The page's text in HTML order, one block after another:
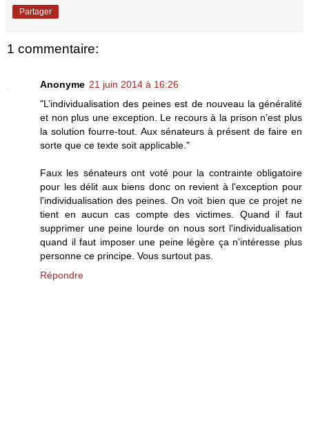
Partager
1 commentaire:
Anonyme 21 juin 2014 à 16:26
"L’individualisation des peines est de nouveau la généralité
et non plus une exception. Le recours à la prison n’est plus
la solution fourre-tout. Aux sénateurs à présent de faire en
sorte que ce texte soit applicable."
Faux les sénateurs ont voté pour la contrainte obligatoire
pour les délit aux biens donc on revient à l'exception pour
l'individualisation des peines. On voit bien que ce projet ne
tient en aucun cas compte des victimes. Quand il faut
supprimer une peine lourde on nous sort l'individualisation
quand il faut imposer une peine légère ça n'intéresse plus
personne ce principe. Vous surtout pas.
Répondre